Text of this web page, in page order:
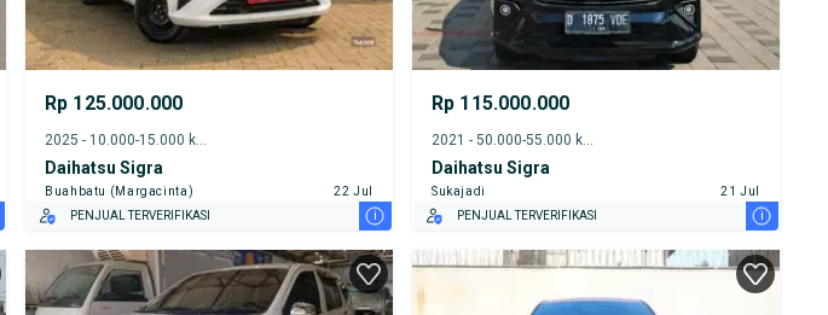
Rp 125.000.000
2025 - 10.000-15.000 km
Daihatsu Sigra
Buahbatu (Margacinta)
22 Jul
PENJUAL TERVERIFIKASI
i
Rp 115.000.000
2021 - 50.000-55.000 km
Daihatsu Sigra
Sukajadi
21 Jul
PENJUAL TERVERIFIKASI
i